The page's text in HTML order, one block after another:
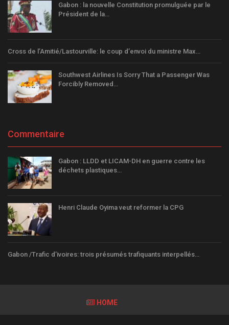
Gabon : la nouvelle Constitution promulguée par le
Président de la…
Cross de l’Amitié/Lastourville: le coup d’envoi du ministre Max…
Southwest Airlines Is Sorry That a Passenger Was
Forcibly Removed…
Commentaire
Gabon : LLDD et LICAM-DH en guerre contre les
déchets plastiques…
Henri Claude Oyima veut reformer la CPG
Gabon /Trafic d’ivoires: trois présumés trafiquants interpellés…
HOME